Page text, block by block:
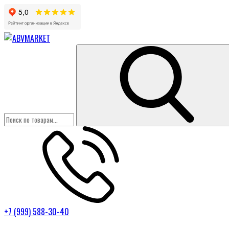
+7 (999) 588-30-40